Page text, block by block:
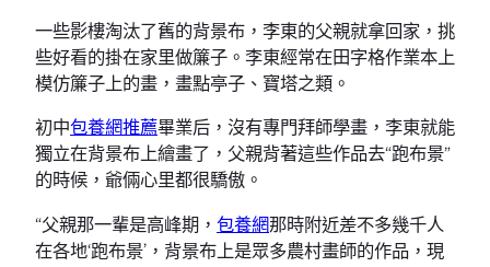
一些影樓淘汰了舊的背景布，李東的父親就拿回家，挑
些好看的掛在家里做簾子。李東經常在田字格作業本上
模仿簾子上的畫，畫點亭子、寶塔之類。
初中包養網推薦畢業后，沒有專門拜師學畫，李東就能
獨立在背景布上繪畫了，父親背著這些作品去“跑布景”
的時候，爺倆心里都很驕傲。
“父親那一輩是高峰期， 包養網那時附近差不多幾千人
在各地‘跑布景’，背景布上是眾多農村畫師的作品，現